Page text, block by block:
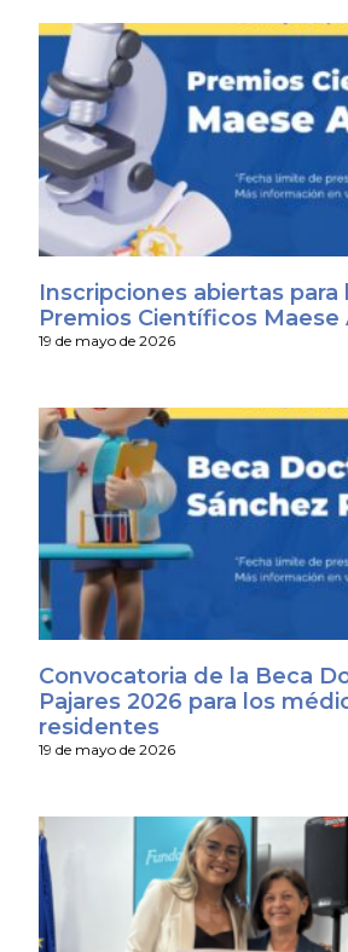
Inscripciones abiertas para
Premios Científicos Maese
19 de mayo de 2026
Convocatoria de la Beca
Pajares 2026 para los
residentes
19 de mayo de 2026